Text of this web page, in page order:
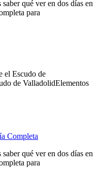
qué ver en dos días en
para
Escudo de
de ValladolidElementos
Completa
qué ver en dos días en
para